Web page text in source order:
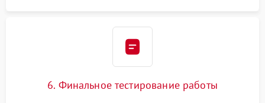
6. Финальное тестирование работы